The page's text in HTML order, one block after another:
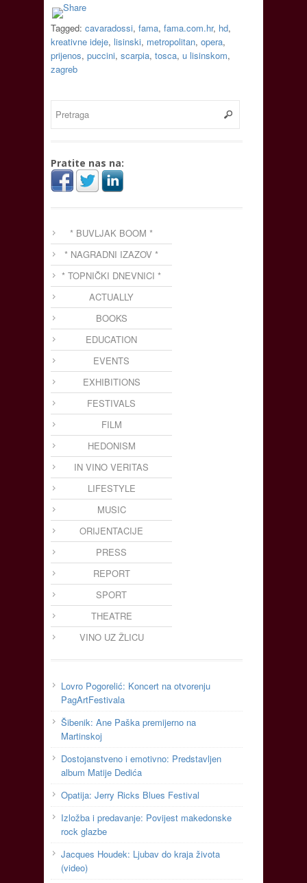
Tagged: cavaradossi, fama, fama.com.hr, hd,
kreativne ideje, lisinski, metropolitan, opera,
prijenos, puccini, scarpia, tosca, u lisinskom,
zagreb
Pratite nas na:
* BUVLJAK BOOM *
* NAGRADNI IZAZOV *
* TOPNIČKI DNEVNICI *
ACTUALLY
BOOKS
EDUCATION
EVENTS
EXHIBITIONS
FESTIVALS
FILM
HEDONISM
IN VINO VERITAS
LIFESTYLE
MUSIC
ORIJENTACIJE
PRESS
REPORT
SPORT
THEATRE
VINO UZ ŽLICU
Lovro Pogorelić: Koncert na otvorenju
PagArtFestivala
Šibenik: Ane Paška premijerno na
Martinskoj
Dostojanstveno i emotivno: Predstavljen
album Matije Dedića
Opatija: Jerry Ricks Blues Festival
Izložba i predavanje: Povijest makedonske
rock glazbe
Jacques Houdek: Ljubav do kraja života
(video)